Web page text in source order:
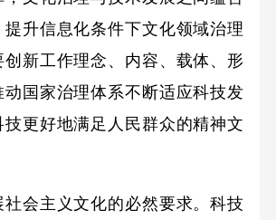
升信息化条件下文化领域治理
新工作理念、内容、载体、形
国家治理体系不断适应科技发
技更好地满足人民群众的精神文
主义文化的必然要求。科技